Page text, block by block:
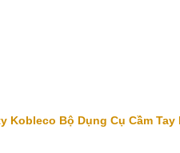
Kobleco Bộ Dụng Cụ Cầm